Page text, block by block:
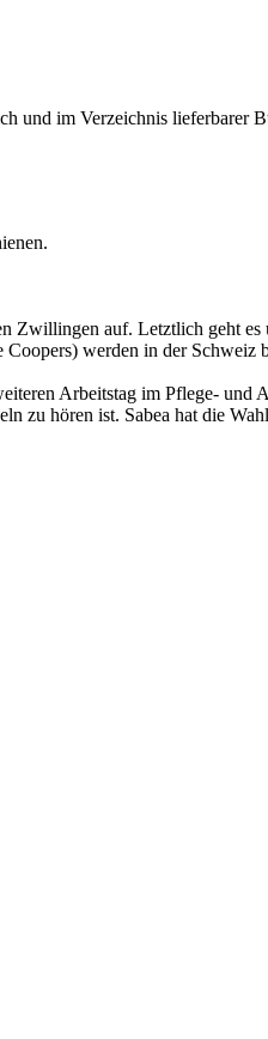
und im Verzeichnis lieferbarer
Zwillingen auf. Letztlich geht
werden in der Schweiz
Arbeitstag im Pflege-
zu hören ist. Sabea hat die